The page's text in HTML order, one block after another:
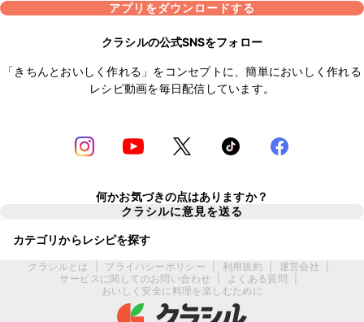
アプリをダウンロードする
クラシルの公式SNSをフォロー
「きちんとおいしく作れる」をコンセプトに、簡単においしく作れる
レシピ動画を毎日配信しています。
何かお気づきの点はありますか？
クラシルに意見を送る
カテゴリからレシピを探す
クラシルとは プライバシーポリシー 利用規約 運営会社
サービスに関してのお問い合わせ
よくある質問
おいしく安全に料理を楽しむために